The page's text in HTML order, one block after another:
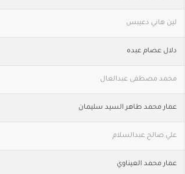
لين هاني دعيبس
دلال عصام عبده
محمد مصطفى عبدالعال
عمار محمد طاهر السيد سليمان
علي صالح عبدالسلام
عمار محمد العيناوي